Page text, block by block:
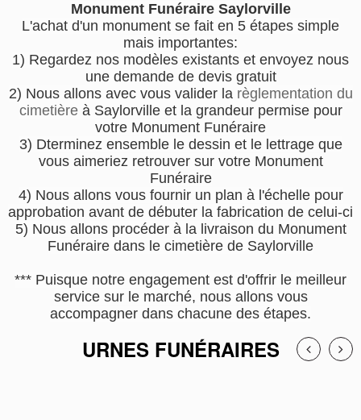
Monument Funéraire Saylorville
L'achat d'un monument se fait en 5 étapes simple
mais importantes:
1) Regardez nos modèles existants et envoyez nous
une demande de devis gratuit
2) Nous allons avec vous valider la règlementation du
cimetièreà Saylorville et la grandeur permise pour
votre Monument Funéraire
3) Dterminez ensemble le dessin et le lettrage que
vous aimeriez retrouver sur votre Monument
Funéraire
4) Nous allons vous fournir un plan à l'échelle pour
approbation avant de débuter la fabrication de celui-ci
5) Nous allons procéder à la livraison du Monument
Funéraire dans le cimetière de Saylorville
*** Puisque notre engagement est d'offrir le meilleur
service sur le marché, nous allons vous
accompagner dans chacune des étapes.
URNES FUNÉRAIRES